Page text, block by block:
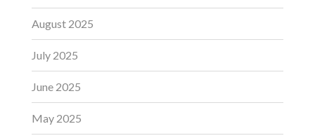
August 2025
July 2025
June 2025
May 2025